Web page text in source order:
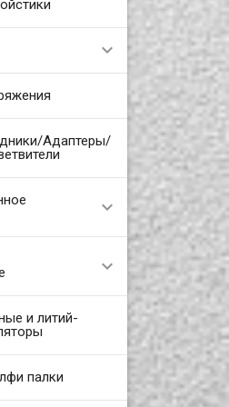
Адаптеры/
и литий-
палки